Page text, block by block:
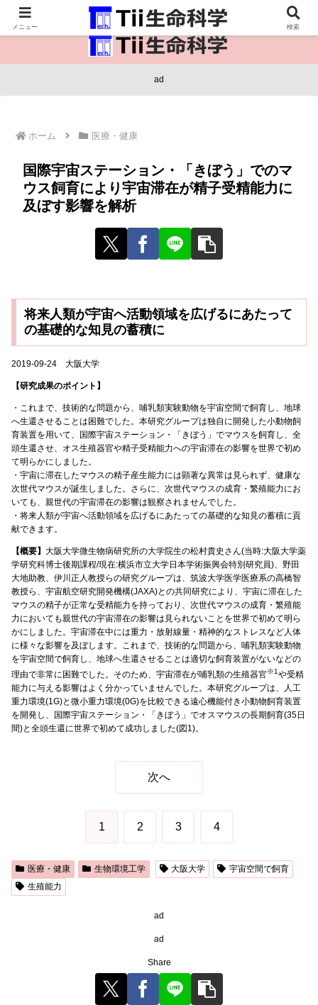
医療保健・生命・生物の情報インフラ。
ad
ホーム 医療・健康
国際宇宙ステーション・「きぼう」でのマ
ウス飼育により宇宙滞在が精子受精能力に
及ぼす影響を解析
将来人類が宇宙へ活動領域を広げるにあたって
の基礎的な知見の蓄積に
2019-09-24 大阪大学
【研究成果のポイント】
・これまで、技術的な問題から、哺乳類実験動物を宇宙空間で飼育し、地球
へ生還させることは困難でした。本研究グループは独自に開発した小動物飼
育装置を用いて、国際宇宙ステーション・「きぼう」でマウスを飼育し、全
頭生還させ、オス生殖器官や精子受精能力への宇宙滞在の影響を世界で初め
て明らかにしました。
・宇宙に滞在したマウスの精子産生能力には顕著な異常は見られず、健康な
次世代マウスが誕生しました。さらに、次世代マウスの成育・繁殖能力にお
いても、親世代の宇宙滞在の影響は観察されませんでした。
・将来人類が宇宙へ活動領域を広げるにあたっての基礎的な知見の蓄積に貢
献できます。
【概要】 大阪大学微生物病研究所の大学院生の松村貴史さん(当時:大阪大学薬
学研究科博士後期課程/現在:横浜市立大学日本学術振興会特別研究員)、野田
大地助教、伊川正人教授らの研究グループは、筑波大学医学医療系の高橋智
教授ら、宇宙航空研究開発機構(JAXA)との共同研究により、宇宙に滞在した
マウスの精子が正常な受精能力を持っており、次世代マウスの成育・繁殖能
力においても親世代の宇宙滞在の影響は見られないことを世界で初めて明ら
かにしました。宇宙滞在中には重力・放射線量・精神的なストレスなど人体
に様々な影響を及ぼします。これまで、技術的な問題から、哺乳類実験動物
を宇宙空間で飼育し、地球へ生還させることは適切な飼育装置がないなどの
理由で非常に困難でした。そのため、宇宙滞在が哺乳類の生殖器官※1や受精
能力に与える影響はよく分かっていませんでした。本研究グループは、人工
重力環境(1G)と微小重力環境(0G)を比較できる遠心機能付き小動物飼育装置
を開発し、国際宇宙ステーション・「きぼう」でオスマウスの長期飼育(35日
間)と全頭生還に世界で初めて成功しました(図1)。
次へ
1 2 3 4
医療・健康 生物環境工学 大阪大学
宇宙空間で飼育
生殖能力
ad
ad
Share
メニュー 検索